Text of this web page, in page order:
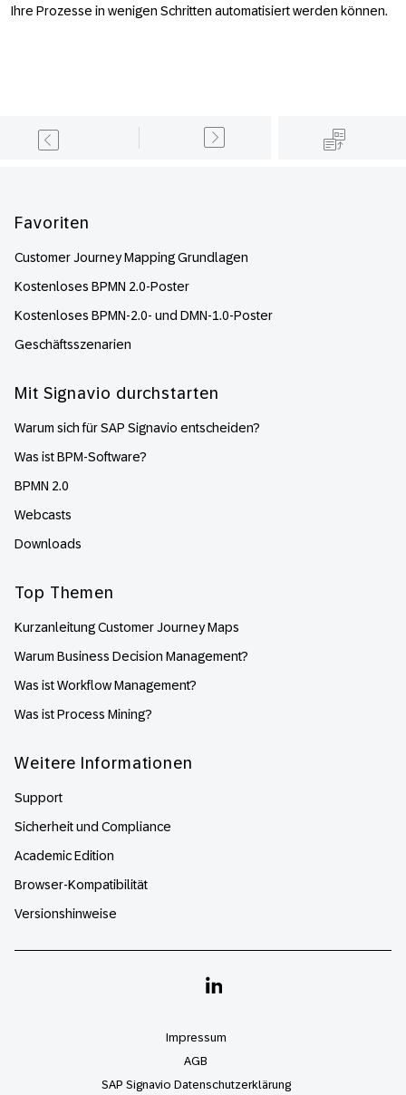
Ihre Prozesse in wenigen Schritten automatisiert werden können.
Favoriten
Customer Journey Mapping Grundlagen
Kostenloses BPMN 2.0-Poster
Kostenloses BPMN-2.0- und DMN-1.0-Poster
Geschäftsszenarien
Mit Signavio durchstarten
Warum sich für SAP Signavio entscheiden?
Was ist BPM-Software?
BPMN 2.0
Webcasts
Downloads
Top Themen
Kurzanleitung Customer Journey Maps
Warum Business Decision Management?
Was ist Workflow Management?
Was ist Process Mining?
Weitere Informationen
Support
Sicherheit und Compliance
Academic Edition
Browser-Kompatibilität
Versionshinweise
Linkedin
Impressum
AGB
SAP Signavio Datenschutzerklärung